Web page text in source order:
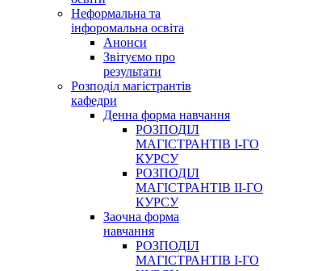
Неформальна та
інфоромальна освіта
Анонси
Звітуємо про
результати
Розподіл магістрантів
кафедри
Денна форма навчання
РОЗПОДІЛ
МАГІСТРАНТІВ І-ГО
КУРСУ
РОЗПОДІЛ
МАГІСТРАНТІВ ІІ-ГО
КУРСУ
Заочна форма
навчання
РОЗПОДІЛ
МАГІСТРАНТІВ І-ГО